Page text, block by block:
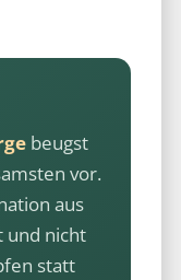
beugst
vor.
aus
und nicht
statt